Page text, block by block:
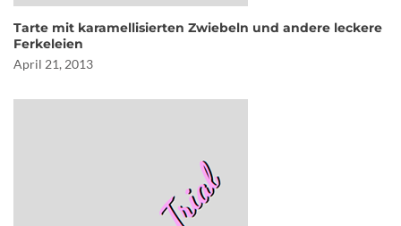
Tarte mit karamellisierten Zwiebeln und andere leckere
Ferkeleien
April 21, 2013